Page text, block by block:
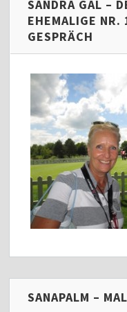
SANDRA GAL –
EHEMALIGE NR.
GESPRÄCH
SANAPALM –